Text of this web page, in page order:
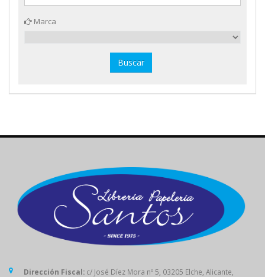
Marca
Dirección Fiscal: c/ José Díez Mora nº 5, 03205 Elche, Alicante,